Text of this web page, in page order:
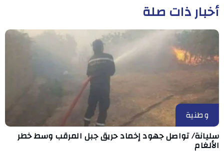
أخبار ذات صلة
وطنية
سليانة/ تواصل جهود إخماد حريق جبل المرقب وسط خطر
الألغام